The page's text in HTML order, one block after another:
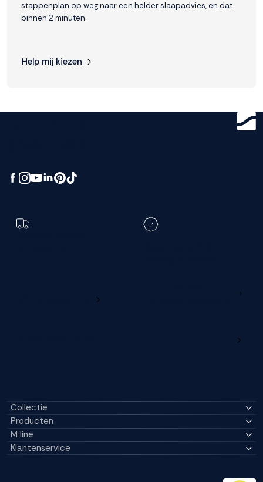
stappenplan op weg naar een helder slaapadvies, en dat
binnen 2 minuten.
Help mij kiezen
Collectie
Producten
M line
Klantenservice